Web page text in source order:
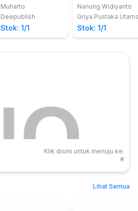
Kombinasi
Strategi Dan
Paradigma
Pembangunan
Muharto
Deepublish
Stok: 1/1
budaya (dan)
wisata di Nepal
Nanung Widiyanto
Griya Pustaka
Stok: 1/1
Klik disini untuk menuju ke:
#
Lihat Semua